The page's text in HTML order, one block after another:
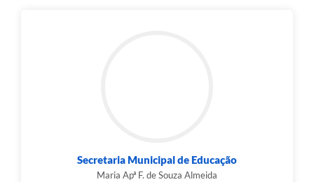
Secretaria Municipal de Educação
Maria Apª F. de Souza Almeida